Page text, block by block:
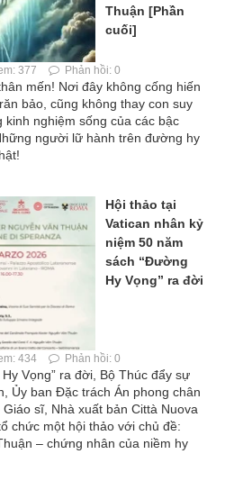
Thuận [Phần
cuối]
377 Phản hồi: 0
mến! Nơi đây không cống hiến
bảo, cũng không thay con suy
nghiệm sống của các bậc
người lữ hành trên đường hy
Hội thảo tại
Vatican nhân kỷ
niệm 50 năm
sách “Đường
Hy Vọng” ra đời
434 Phản hồi: 0
Vọng” ra đời, Bộ Thúc đẩy sự
Ủy ban Đặc trách Án phong chân
sĩ, Nhà xuất bản Città Nuova
chức một hội thảo với chủ đề:
– chứng nhân của niềm hy